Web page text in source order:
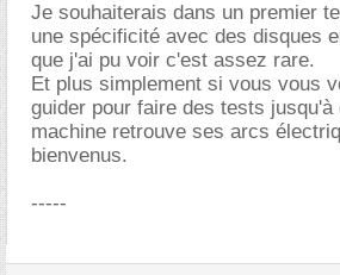
Je souhaiterais dans un premier
une spécificité avec des disques
que j'ai pu voir c'est assez rare.
Et plus simplement si vous vous
guider pour faire des tests jusqu'à
machine retrouve ses arcs
bienvenus.
-----